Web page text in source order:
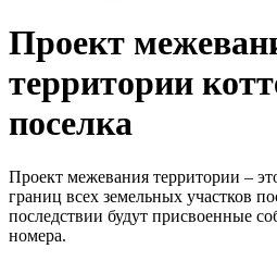
Проект
территории
поселка
Проект межевания территории –
границ всех земельных участков
последствии будут присвоенные
номера.